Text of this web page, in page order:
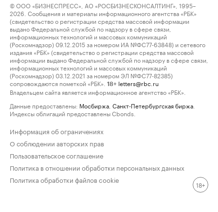
© ООО «БИЗНЕСПРЕСС», АО «РОСБИЗНЕСКОНСАЛТИНГ», 1995–
2026. Сообщения и материалы информационного агентства «РБК»
(свидетельство о регистрации средства массовой информации
выдано Федеральной службой по надзору в сфере связи,
информационных технологий и массовых коммуникаций
(Роскомнадзор) 09.12.2015 за номером ИА №ФС77-63848) и сетевого
издания «РБК» (свидетельство о регистрации средства массовой
информации выдано Федеральной службой по надзору в сфере связи,
информационных технологий и массовых коммуникаций
(Роскомнадзор) 03.12.2021 за номером ЭЛ №ФС77-82385)
сопровождаются пометкой «РБК».
18+ letters@rbc.ru
Владельцем сайта является информационное агентство «РБК».
Данные предоставлены: Мосбиржа Санкт-Петербургская биржа
Индексы облигаций предоставлены Cbonds.
Информация об ограничениях
О соблюдении авторских прав
Пользовательское соглашение
Политика в отношении обработки персональных данных
Политика обработки файлов cookie
18+